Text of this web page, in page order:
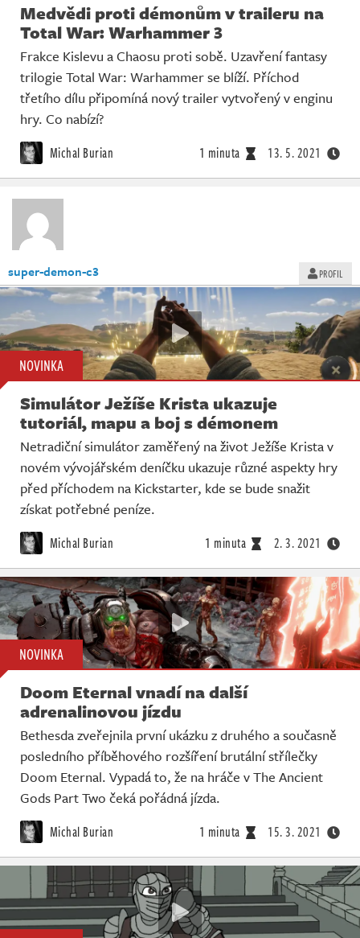
Medvědi proti démonům v traileru na
Total War: Warhammer 3
Frakce Kislevu a Chaosu proti sobě. Uzavření fantasy
trilogie Total War: Warhammer se blíží. Příchod
třetího dílu připomíná nový trailer vytvořený v enginu
hry. Co nabízí?
Michal Burian 1 minuta 13. 5. 2021
super-demon-c3 PROFIL
NOVINKA
Simulátor Ježíše Krista ukazuje
tutoriál, mapu a boj s démonem
Netradiční simulátor zaměřený na život Ježíše Krista v
novém vývojářském deníčku ukazuje různé aspekty hry
před příchodem na Kickstarter, kde se bude snažit
získat potřebné peníze.
Michal Burian 1 minuta 2. 3. 2021
NOVINKA
Doom Eternal vnadí na další
adrenalinovou jízdu
Bethesda zveřejnila první ukázku z druhého a současně
posledního příběhového rozšíření brutální střílečky
Doom Eternal. Vypadá to, že na hráče v The Ancient
Gods Part Two čeká pořádná jízda.
Michal Burian 1 minuta 15. 3. 2021